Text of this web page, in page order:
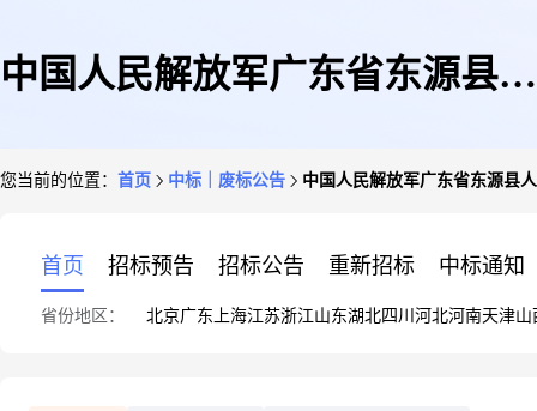
中国人民解放军广东省东源县人
您当前的位置： 首页 中标｜废标公告 中国人民解放军广东省东源县
首页 招标预告 招标公告 重新招标 中标通知
省份地区： 北京广东 上海江苏浙江山东湖北四川 河北河南天津山